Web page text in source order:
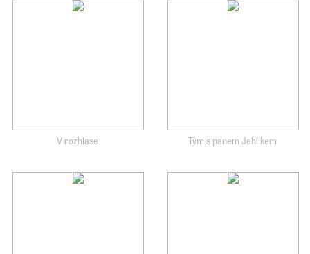
V rozhlase Tým s panem Jehlíkem